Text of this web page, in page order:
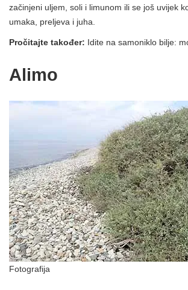
začinjeni uljem, soli i limunom ili se još uvijek
umaka, preljeva i juha.
Pročitajte također: Idite na samoniklo bilje:
Alimo
Fotografija